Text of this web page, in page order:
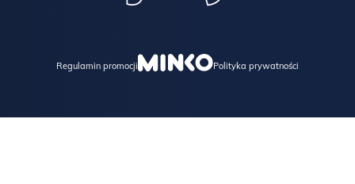
Regulamin promocji Polityka prywatności